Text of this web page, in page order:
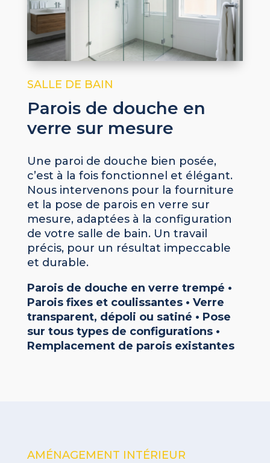
SALLE DE BAIN
Parois de douche en
verre sur mesure
Une paroi de douche bien posée,
c’est à la fois fonctionnel et élégant.
Nous intervenons pour la fourniture
et la pose de parois en verre sur
mesure, adaptées à la configuration
de votre salle de bain. Un travail
précis, pour un résultat impeccable
et durable.
Parois de douche en verre trempé •
Parois fixes et coulissantes • Verre
transparent, dépoli ou satiné • Pose
sur tous types de configurations •
Remplacement de parois existantes
AMÉNAGEMENT INTÉRIEUR